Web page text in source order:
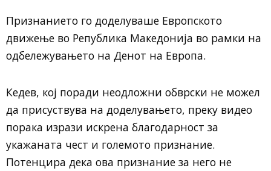
Признанието го доделуваше Европското
движење во Република Македонија во рамки на
одбележувањето на Денот на Европа.
Кедев, кој поради неодложни обврски не можел
да присуствува на доделувањето, преку видео
порака изрази искрена благодарност за
укажаната чест и големото признание.
Потенцира дека ова признание за него не